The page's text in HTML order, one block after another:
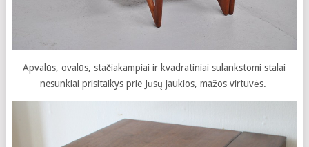
Apvalūs, ovalūs, stačiakampiai ir kvadratiniai sulankstomi stalai
nesunkiai prisitaikys prie Jūsų jaukios, mažos virtuvės.